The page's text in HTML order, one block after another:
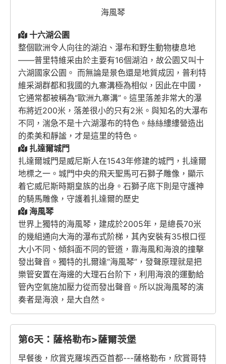
海風琴
十六湖公園
整個歐洲令人向往的湖泊、瀑布和野生動物棲息地
——普里特維采由於主要有16個湖泊，故公園又叫十
六湖國家公園。 而無論是景色還是地質成因，普利特
維采湖群都和我國的九寨溝極為相似，因此在中國，
它通常都被稱為“歐洲九寨溝”。這里落差非常大的瀑
布將近200米，落差很小的只有2米。與知名的大瀑布
不同，湍急不是十六湖瀑布的特色。絲絲縷縷營造出
的柔美和靜謐，才是這里的特色。
扎達爾城門
扎達爾城門是威尼斯人在1543年修建的城門，扎達爾
地標之一。城門中央的飛天聖馬可石獅子雕像，顯示
着它威尼斯時期皇族的出身。石獅子底下則是守護神
的騎馬雕像，守護着扎達爾的歷史
海風琴
世界上獨特的海風琴，建成於2005年，是總長70米
的幾組通向大海的瀑布式阶梯，其內安裝有35根口徑
大小不同、傾斜面不同的管道，靠海風和海浪的撞擊
發出聲音。獨特的扎爾達“海風琴”，發聲原理就是把
樂管安置在海邊的大理石台阶下，利用海浪的運動給
管內空氣施加壓力從而發出聲音。所以說海風琴的演
奏者是海浪，是大自然。
第6天：薩格勒布>薩爾茨堡
早餐後，欣賞克羅埃西亞首都---薩格勒布，欣賞哥特